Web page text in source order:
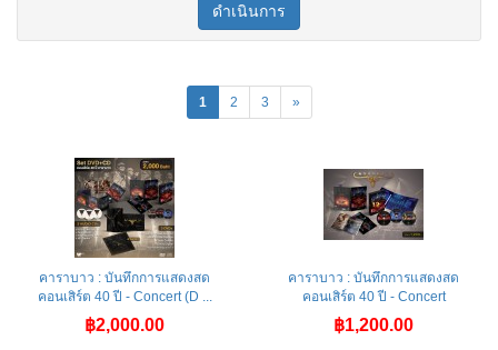
ดำเนินการ
1 2 3 »
คาราบาว : บันทึกการแสดงสด
คอนเสิร์ต 40 ปี - Concert (D ...
฿2,000.00
คาราบาว : บันทึกการแสดงสด
คอนเสิร์ต 40 ปี - Concert
฿1,200.00